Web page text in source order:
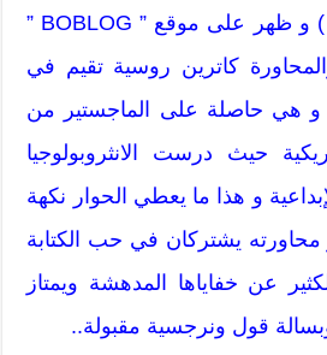
كاترين شيميرينسكي ) و ظهر على موقع ” BOBLOG ”
اب 2013 ، والمحاورة كاترين روسية تقيم في
و هي حاصلة على الماجستير من
حيث درست الانثروبولوجيا
و هذا ما يعطي الحوار نكهة
محاورته يشتركان في حب الكتابة
عن خفاياها المدهشة ويمتاز
قول ونرجسية مقبولة..